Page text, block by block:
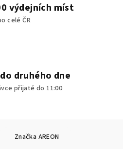
výdejních míst
celé ČR
druhého dne
přijaté do 11:00
Značka AREON